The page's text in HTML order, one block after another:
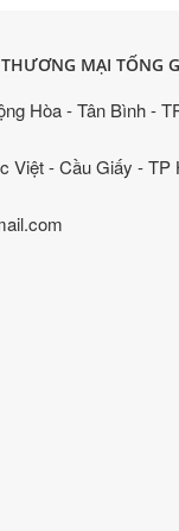
MẠI TỐNG
Hòa - Tân Bình -
Việt - Cầu Giấy - TP